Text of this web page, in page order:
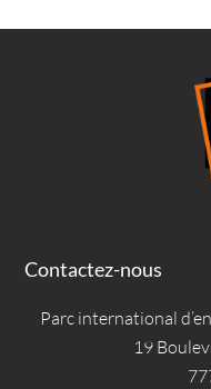
Contactez-nous
Parc international
19